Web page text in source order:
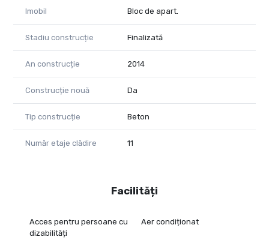
Imobil Bloc de apart.
Stadiu construcție Finalizată
An construcție 2014
Construcție nouă Da
Tip construcție Beton
Număr etaje clădire 11
Facilități
Acces pentru persoane cu
dizabilități
Aer condiționat